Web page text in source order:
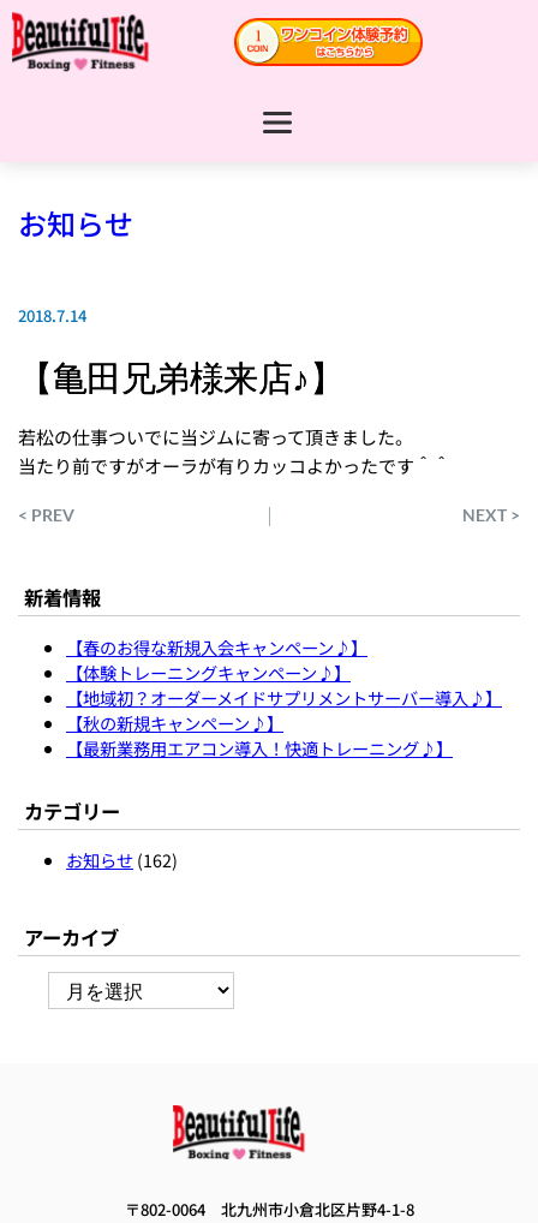
お知らせ
2018.7.14
【亀田兄弟様来店♪】
若松の仕事ついでに当ジムに寄って頂きました。
当たり前ですがオーラが有りカッコよかったです＾＾
< PREV NEXT >
新着情報
【春のお得な新規入会キャンペーン♪】
【体験トレーニングキャンペーン♪】
【地域初？オーダーメイドサプリメントサーバー導入♪】
【秋の新規キャンペーン♪】
【最新業務用エアコン導入！快適トレーニング♪】
カテゴリー
お知らせ(162)
アーカイブ
ー
〒802-0064 北九州市小倉北区片野4-1-8